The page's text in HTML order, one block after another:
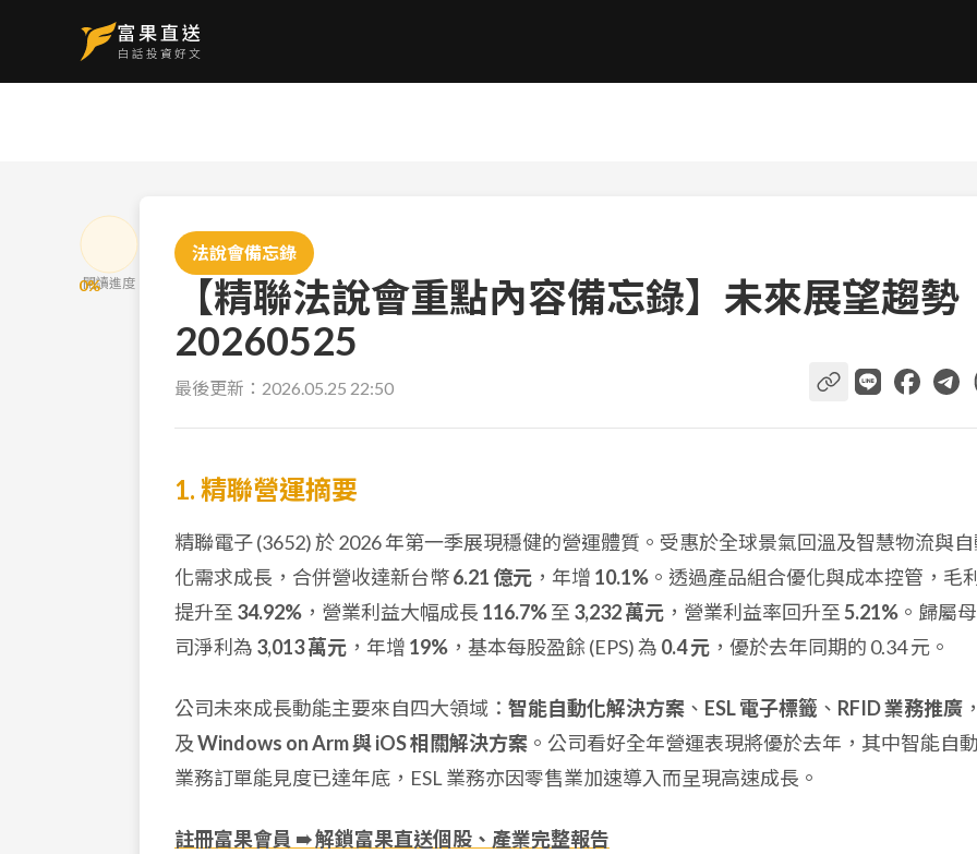
0%
閱讀進度
法說會備忘錄
【精聯法說會重點內容備忘錄】未來展望趨勢
20260525
最後更新： 2026.05.25 22:50
1. 精聯營運摘要
精聯電子 (3652) 於 2026 年第一季展現穩健的營運體質。受惠於全球景氣回溫及智慧物流與
化需求成長，合併營收達新台幣6.21 億元 ，年增 10.1% 。透過產品組合優化與成本控管，毛
提升至 34.92% ，營業利益大幅成長 116.7%至 3,232 萬元 ，營業利益率回升至 5.21% 。歸屬
司淨利為 3,013 萬元 ，年增 19% ，基本每股盈餘 (EPS) 為 0.4 元 ，優於去年同期的 0.34 元。
公司未來成長動能主要來自四大領域： 智能自動化解決方案 、 ESL 電子標籤 、 RFID 業務推廣
及Windows on Arm 與 iOS 相關解決方案 。公司看好全年營運表現將優於去年，其中智能自
業務訂單能見度已達年底，ESL 業務亦因零售業加速導入而呈現高速成長。
註冊富果會員 ➠ 解鎖富果直送個股、產業完整報告